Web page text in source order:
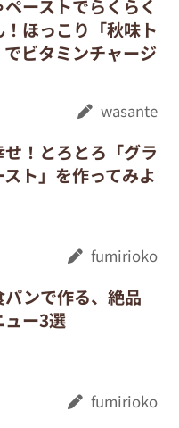
ーストでらくらく
ほっこり「秋味ト
ビタミンチャージ
wasante
！とろとろ「グラ
ト」を作ってみよ
fumirioko
パンで作る、絶品
ー3選
fumirioko